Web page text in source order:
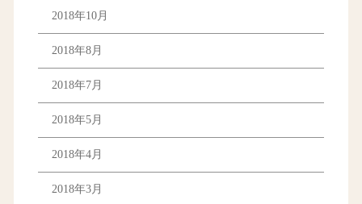
2018年10月
2018年8月
2018年7月
2018年5月
2018年4月
2018年3月